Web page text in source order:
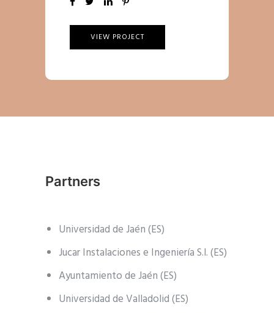
VIEW PROJECT
Partners
Universidad de Jaén (ES)
Jucar Instalaciones e Ingeniería S.l. (ES)
Ayuntamiento de Jaén (ES)
Universidad de Valladolid (ES)